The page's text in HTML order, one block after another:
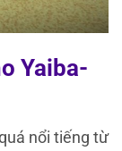
Yaiba-
nổi tiếng từ